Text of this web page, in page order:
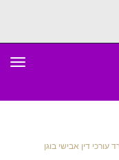
עורכי דין אבישי בוגן